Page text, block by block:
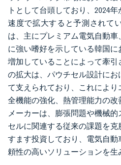
トとして台頭しており、2024
速度で拡大すると予測されて
は、主にプレミアム電気自動
に強い嗜好を示している韓国
増加していることによって牽引
の拡大は、パウチセル設計に
て支えられており、これによ
全機能の強化、熱管理能力の改
メーカーは、膨張問題や機械
セルに関連する従来の課題を克
すます投資しており、電気自
頼性の高いソリューションを生